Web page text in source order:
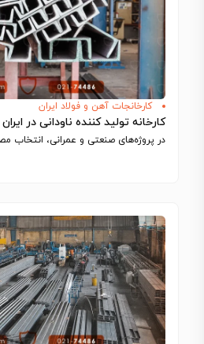
کارخانجات آهن و فولاد ایران
کارخانه‌ تولید کننده ناودانی در ایران